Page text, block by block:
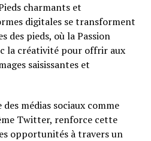
charmants et
digitales se transforment
des pieds, où la Passion
la créativité pour offrir aux
saisissantes et
médias sociaux comme
Twitter, renforce cette
opportunités à travers un